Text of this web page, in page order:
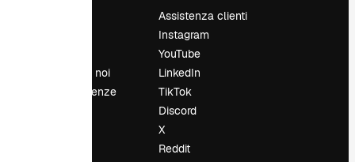
Lavora con noi
Cerca tendenze
Assistenza clienti
Instagram
YouTube
LinkedIn
TikTok
Discord
X
Reddit